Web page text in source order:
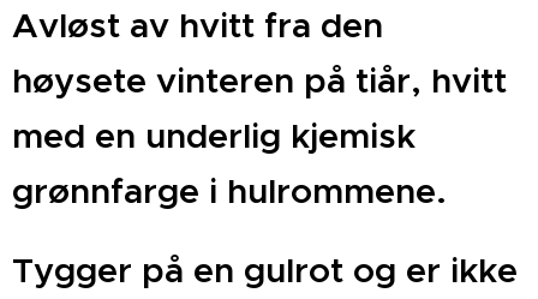
Avløst av hvitt fra den
høysete vinteren på tiår, hvitt
med en underlig kjemisk
grønnfarge i hulrommene.
Tygger på en gulrot og er ikke